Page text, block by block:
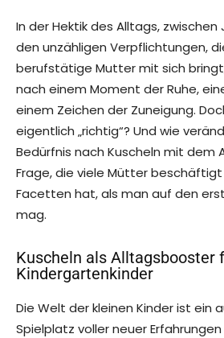
In der Hektik des Alltags, zwischen
den unzähligen Verpflichtungen,
berufstätige Mutter mit sich
nach einem Moment der Ruhe,
einem Zeichen der Zuneigung.
eigentlich „richtig“? Und wie
Bedürfnis nach Kuscheln mit dem
Frage, die viele Mütter
Facetten hat, als man auf den
mag.
Kuscheln als Alltagsbooster
Kindergartenkinder
Die Welt der kleinen Kinder ist ein
Spielplatz voller neuer